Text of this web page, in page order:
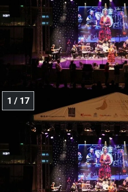
1 / 17
RESMİ İLANLAR